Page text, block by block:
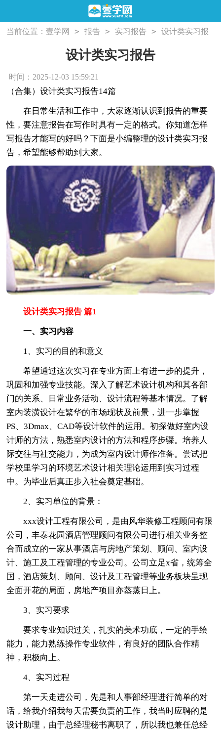
当前位置：壹学网 > 报告 > 实习报告 >
设计类实习报
设计类实习报告
时间：2025-12-03 15:59:21
（合集）设计类实习报告14篇
在日常生活和工作中，大家逐渐认识到报告的重要
性，要注意报告在写作时具有一定的格式。你知道怎样
写报告才能写的好吗？下面是小编整理的设计类实习报
告，希望能够帮助到大家。
设计类实习报告 篇1
一、实习内容
1、实习的目的和意义
希望通过这次实习在专业方面上有进一步的提升，
巩固和加强专业技能。深入了解艺术设计机构和其各部
门的关系、日常业务活动、设计流程等基本情况。了解
室内装潢设计在繁华的市场现状及前景，进一步掌握
PS、3Dmax、CAD等设计软件的运用。初探做好室内设
计师的方法，熟悉室内设计的方法和程序步骤。培养人
际交往与社交能力，为成为室内设计师作准备。尝试把
学校里学习的环境艺术设计相关理论运用到实习过程
中。为毕业后真正步入社会奠定基础。
2、实习单位的背景：
xxx设计工程有限公司，是由风华装修工程顾问有限
公司，丰泰花园酒店管理顾问有限公司进行相关业务整
合而成立的一家从事酒店与房地产策划、顾问、室内设
计、施工及工程管理的专业公司。公司立足x省，统筹全
国，酒店策划、顾问、设计及工程管理等业务板块呈现
全面开花的局面，房地产项目亦蒸蒸日上。
3、实习要求
要求专业知识过关，扎实的美术功底，一定的手绘
能力，能力熟练操作专业软件，有良好的团队合作精
神，积极向上。
4、实习过程
第一天走进公司，先是和人事部经理进行简单的对
话，给我介绍我每天需要负责的工作，我当时应聘的是
设计助理，由于总经理秘书离职了，所以我也兼任总经